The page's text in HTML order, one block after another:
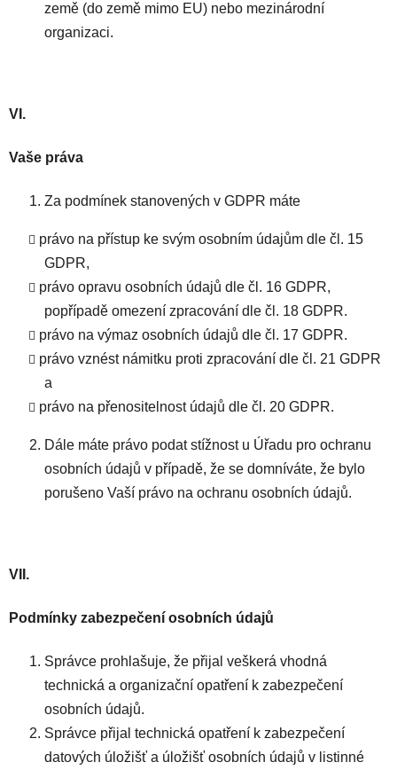
země (do země mimo EU) nebo mezinárodní
organizaci.
VI.
Vaše práva
Za podmínek stanovených v GDPR máte
právo na přístup ke svým osobním údajům dle čl. 15
GDPR,
právo opravu osobních údajů dle čl. 16 GDPR,
popřípadě omezení zpracování dle čl. 18 GDPR.
právo na výmaz osobních údajů dle čl. 17 GDPR.
právo vznést námitku proti zpracování dle čl. 21 GDPR
a
právo na přenositelnost údajů dle čl. 20 GDPR.
Dále máte právo podat stížnost u Úřadu pro ochranu
osobních údajů v případě, že se domníváte, že bylo
porušeno Vaší právo na ochranu osobních údajů.
VII.
Podmínky zabezpečení osobních údajů
Správce prohlašuje, že přijal veškerá vhodná
technická a organizační opatření k zabezpečení
osobních údajů.
Správce přijal technická opatření k zabezpečení
datových úložišť a úložišť osobních údajů v listinné